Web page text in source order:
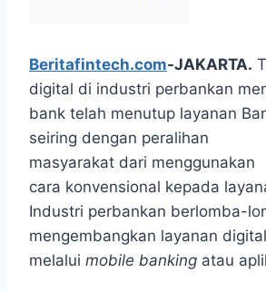
Beritafintech.com-JAKARTA.
digital di industri perbankan
bank telah menutup layanan
seiring dengan peralihan
masyarakat dari menggunakan
cara konvensional kepada
Industri perbankan berlomba-
mengembangkan layanan
melalui mobile banking atau